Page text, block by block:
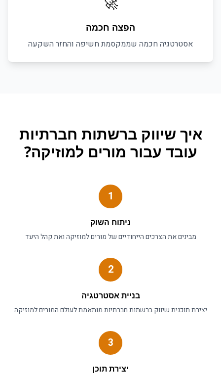
הפצה חכמה
אסטרטגיה חכמה שממקסמת חשיפה והחזר השקעה
איך שיווק ברשתות חברתיות
עובד עבור מורים למוזיקה?
1
ניתוח השוק
מבינים את הצרכים הייחודיים שלמורים למוזיקהואת קהל היעד
2
בניית אסטרטגיה
יצירת תוכניתשיווק ברשתות חברתיותמותאמת לעולם המורים למוזיקה
3
יצירת תוכן